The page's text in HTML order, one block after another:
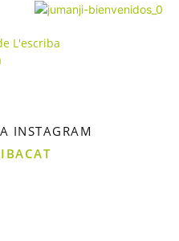
INSTAGRAM